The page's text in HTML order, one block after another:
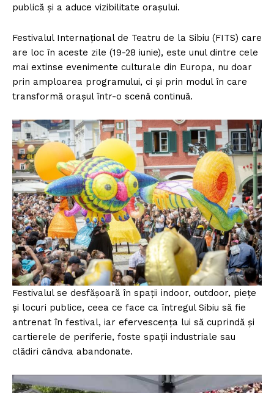
publică și a aduce vizibilitate orașului.
Festivalul Internațional de Teatru de la Sibiu (FITS) care
are loc în aceste zile (19-28 iunie), este unul dintre cele
mai extinse evenimente culturale din Europa, nu doar
prin amploarea programului, ci și prin modul în care
transformă orașul într-o scenă continuă.
Festivalul se desfășoară în spații indoor, outdoor, piețe
și locuri publice, ceea ce face ca întregul Sibiu să fie
antrenat în festival, iar efervescența lui să cuprindă și
cartierele de periferie, foste spații industriale sau
clădiri cândva abandonate.